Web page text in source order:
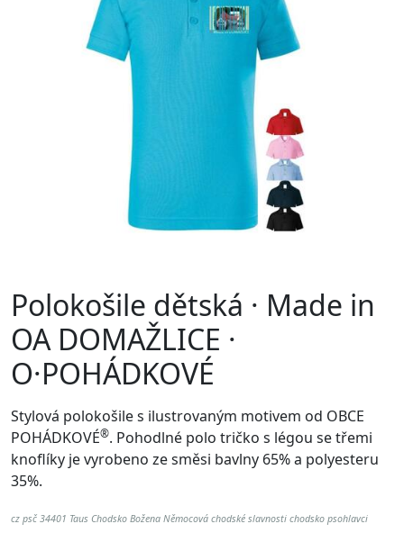
Polokošile dětská · Made in
OA DOMAŽLICE ·
O·POHÁDKOVÉ
Stylová polokošile s ilustrovaným motivem od OBCE
POHÁDKOVÉ®. Pohodlné polo tričko s légou se třemi
knoflíky je vyrobeno ze směsi bavlny 65% a polyesteru
35%.
cz psč 34401 Taus Chodsko Božena Němocová chodské slavnosti chodsko psohlavci